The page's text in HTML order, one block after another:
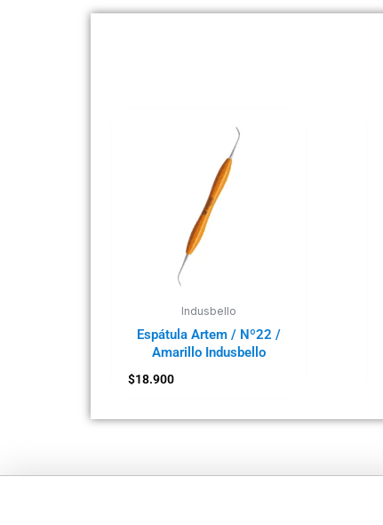
Indusbello
Espátula Artem / Nº22 /
Amarillo Indusbello
$18.900